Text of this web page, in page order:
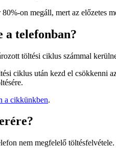
on megáll, mert az előzetes
telefonban?
töltési ciklus számmal
ciklus után kezd el csökkenni
a cikkünkben.
nem megfelelő